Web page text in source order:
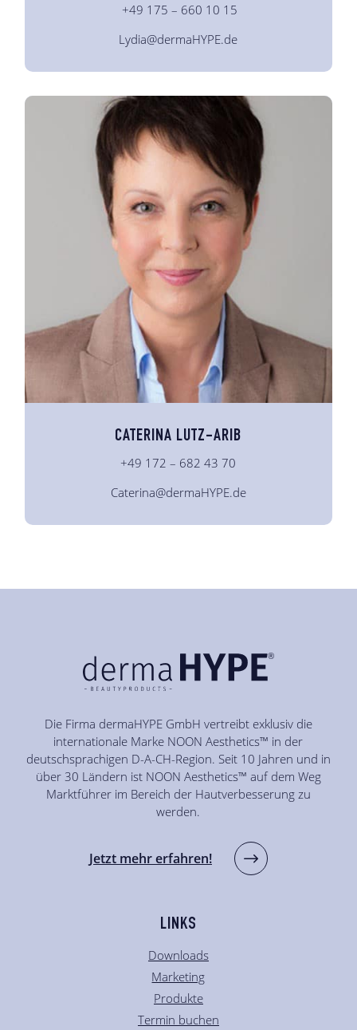
+49 175 – 660 10 15
Lydia@dermaHYPE.de
CATERINA LUTZ-ARIB
+49 172 – 682 43 70
Caterina@dermaHYPE.de
Die Firma dermaHYPE GmbH vertreibt exklusiv die
internationale Marke NOON Aesthetics™ in der
deutschsprachigen D-A-CH-Region. Seit 10 Jahren und in
über 30 Ländern ist NOON Aesthetics™ auf dem Weg
Marktführer im Bereich der Hautverbesserung zu
werden.
Jetzt mehr erfahren!
LINKS
Downloads
Marketing
Produkte
Termin buchen